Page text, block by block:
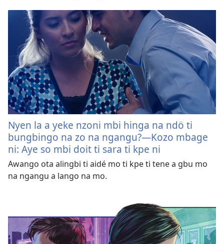
Nyen la a yeke nzoni mbi hinga na ndö ti
bungbingo na zo na ngangu?—Kozo mbage
ni: Aye so mbi doit ti sara ti kpe ni
Awango ota alingbi ti aidé mo ti kpe ti tene a gbu mo
na ngangu a lango na mo.